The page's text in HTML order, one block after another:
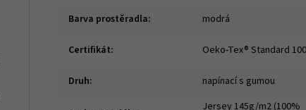
Barva prostěradla: modrá
Certifikát: Oeko-Tex® Standard
Druh: napínací s gumou
Jersey 145g/m2 (100%